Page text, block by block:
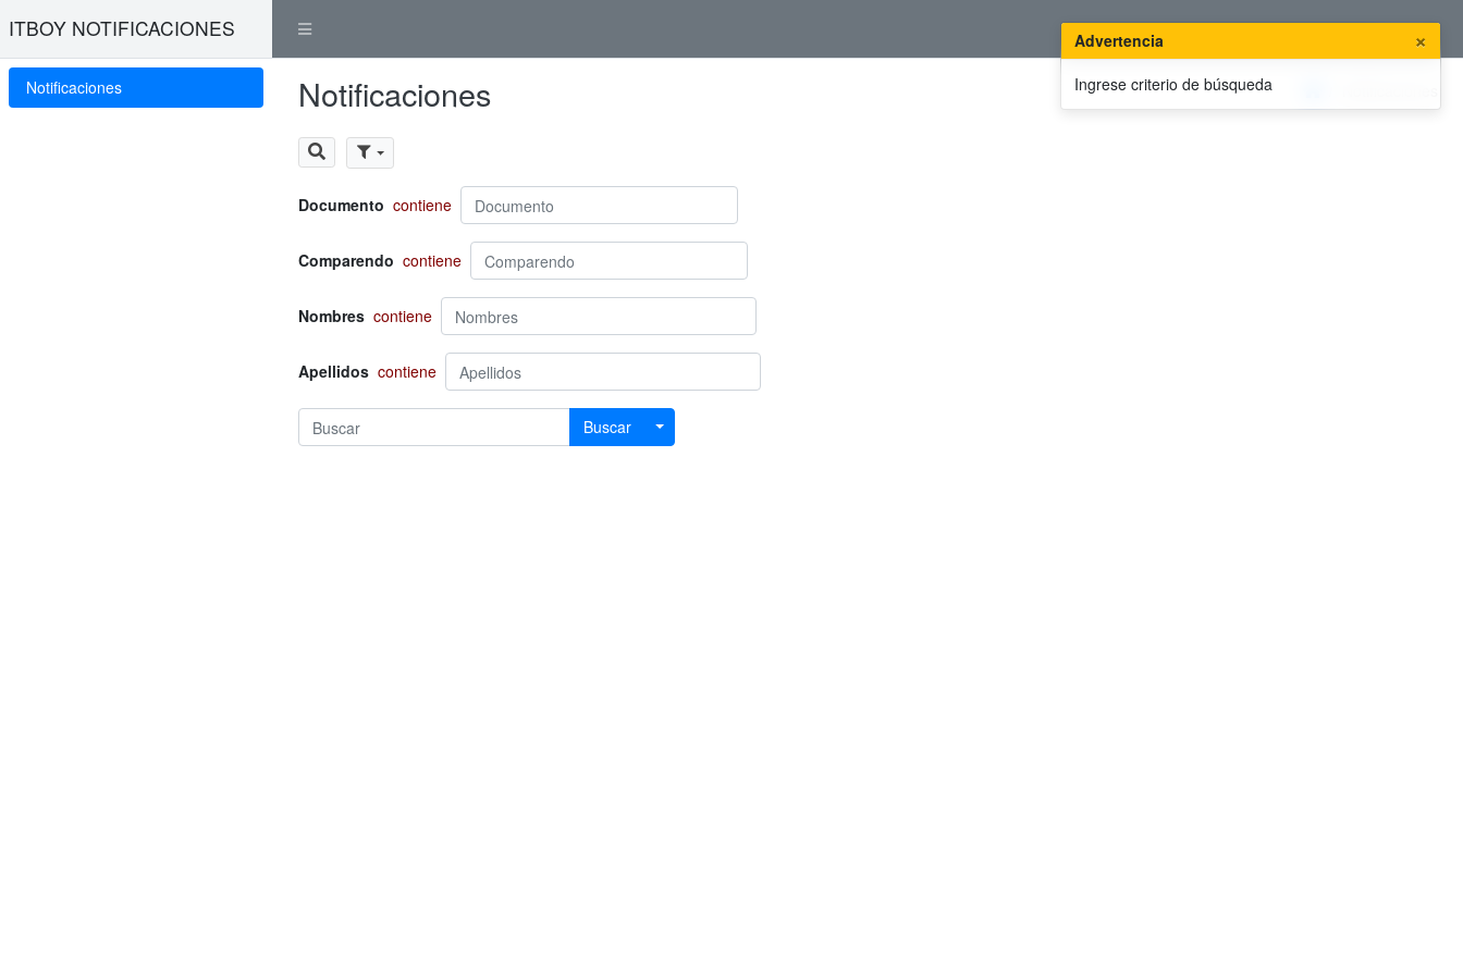
Ingresar
ITBOY NOTIFICACIONES
Notificaciones Notificaciones
Documento contiene
Comparendo contiene
Nombres contiene
Apellidos contiene
Buscar
Advertencia ×
Ingrese criterio de búsqueda